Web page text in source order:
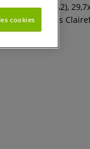
42x59,4cm (A2),
papiers Ingres
cookies